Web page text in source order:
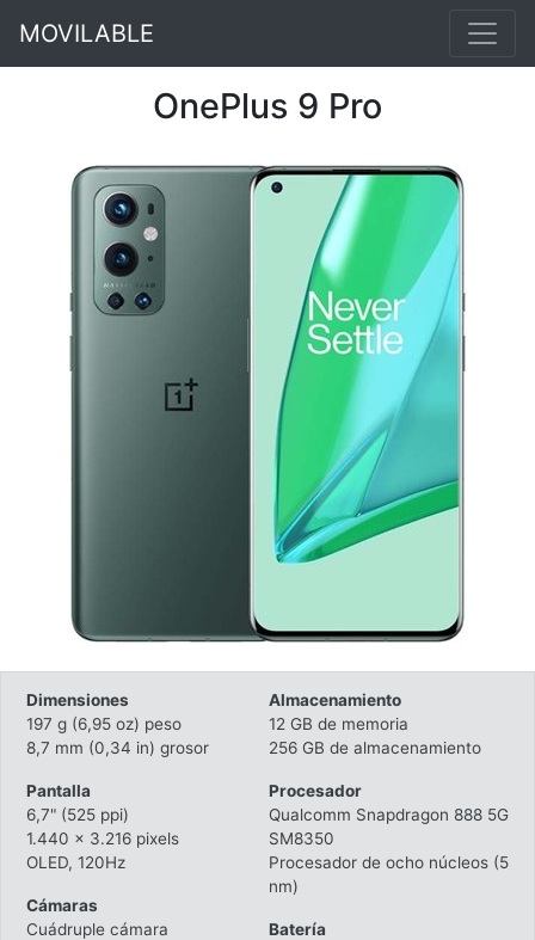
MOVILABLE
OnePlus 9 Pro
Dimensiones
197 g (6,95 oz) peso
8,7 mm (0,34 in) grosor
Pantalla
6,7" (525 ppi)
1.440 x 3.216 pixels
OLED, 120Hz
Cámaras
Cuádruple cámara
Almacenamiento
12 GB de memoria
256 GB de almacenamiento
Procesador
Qualcomm Snapdragon 888 5G
SM8350
Procesador de ocho núcleos (5
nm)
Batería